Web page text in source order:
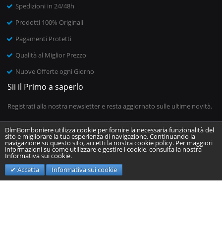
Spedizioni in 24/48h
Prodotti 100% Originali
Pagamenti Protetti
Qualità al Miglior Prezzo
Nuove Offerte ogni Giorno
Sii il Primo a saperlo
Registrati alla nostra newsletter e resta aggiornato sulle ultime novità.
Inserisci il tuo indirizzo email
DlmBomboniere utilizza cookie per fornire la necessaria funzionalità del
sito e migliorare la tua esperienza di navigazione. Continuando la
navigazione su questo sito, accetti la nostra cookie policy. Per maggiori
informazioni su come utilizzare e gestire i cookie, consulta la nostra
Informativa sui cookie.
Accetta
Informativa sui cookie